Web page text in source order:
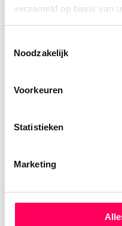
verzameld op basis van
Noodzakelijk
Voorkeuren
Statistieken
Marketing
Wil je ook een
Een bezoek aan
respectvolle
bedekte kleding en
rondreis Bhutan?